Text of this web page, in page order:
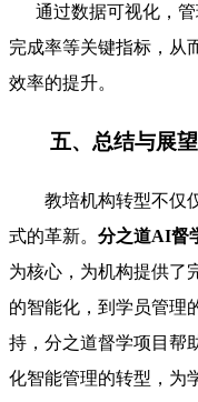
通过数据可视化，管
完成率等关键指标，从
效率的提升。
五、总结与展望
教培机构转型不仅
式的革新。 分之道AI督
为核心，为机构提供了
的智能化，到学员管理
持，分之道督学项目帮
化智能管理的转型，为